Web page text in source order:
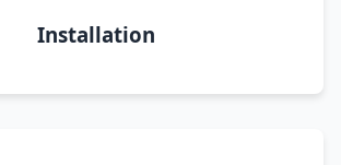
Installation